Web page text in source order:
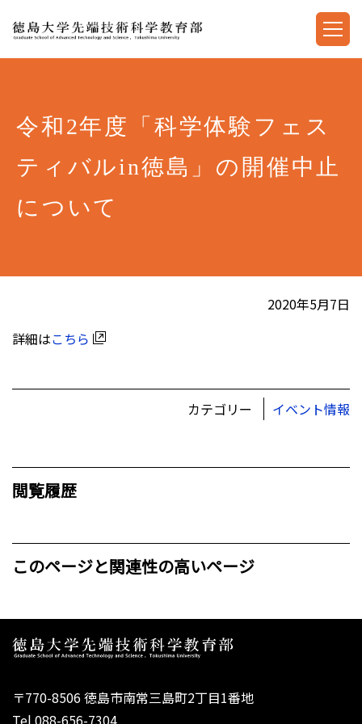
令和2年度「科学体験フェス
ティバルin徳島」の開催中止
について
2020年5月7日
詳細はこちら
カテゴリー イベント情報
閲覧履歴
このページと関連性の高いページ
〒770-8506 徳島市南常三島町2丁目1番地